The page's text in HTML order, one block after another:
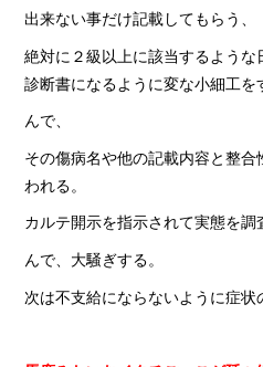
出来ない事だけ記載してもらう、
絶対に２級以上に該当するよう
診断書になるように変な小細工を
んで、
その傷病名や他の記載内容と整
われる。
カルテ開示を指示されて実態を調
んで、大騒ぎする。
次は不支給にならないように症状